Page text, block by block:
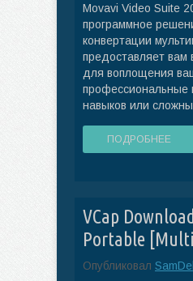
Movavi Video Suite
программное
конвертации
предоставляет
для воплощения
профессиональные
навыков или
ПОДРОБНЕЕ
VCap
Portable
Опубликовал SamDel